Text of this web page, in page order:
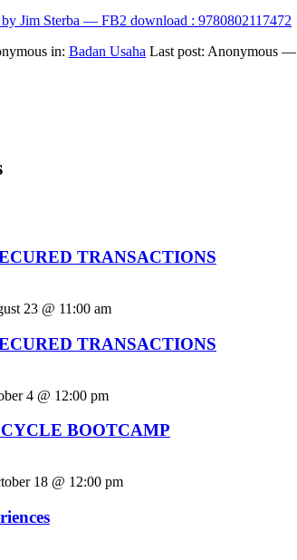
by Jim Sterba — FB2 download : 9780802117472
in: Badan Usaha Last post: Anonymous —
TRANSACTIONS
23 @ 11:00 am
TRANSACTIONS
4 @ 12:00 pm
BOOTCAMP
18 @ 12:00 pm